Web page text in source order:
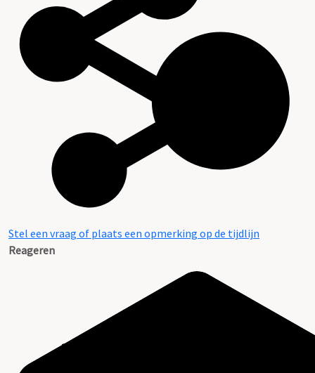
Stel een vraag of plaats een opmerking op de tijdlijn
Reageren